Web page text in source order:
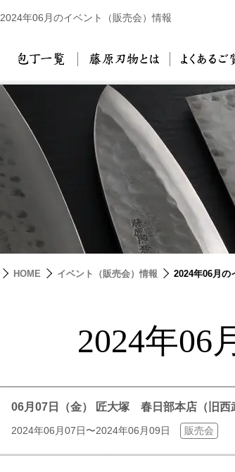
2024年06月のイベント（販売会）情報
包丁一覧 藤原刃物とは
HOME イベント（販売会）情報 2024年06月の
2024年06
06月07日（金） 匠大塚 春日部本店（旧
2024年06月07日〜2024年06月09日 販売会